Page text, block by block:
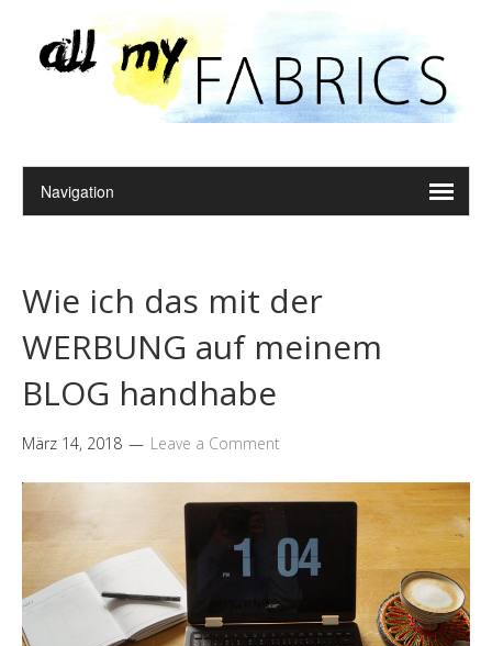
Wie ich das mit der
WERBUNG auf meinem
BLOG handhabe
März 14, 2018 Leave a Comment